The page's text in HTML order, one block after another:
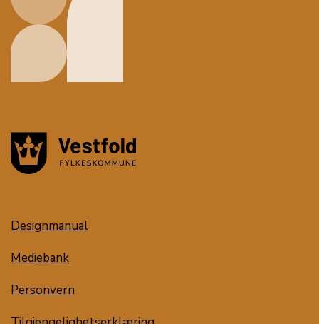
Designmanual
Mediebank
Personvern